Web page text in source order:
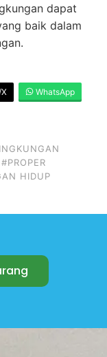
dapat
baik dalam
WhatsApp
#PROPER
HIDUP